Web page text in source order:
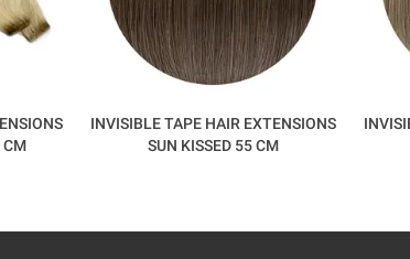
CM
INVISIBLE TAPE HAIR EXTENSIONS
SUN KISSED 55 CM